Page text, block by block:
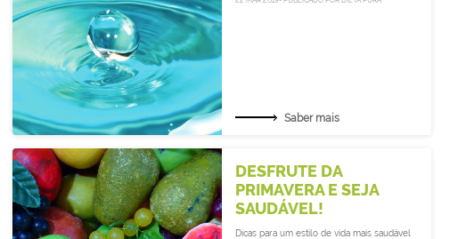
Saber mais
DESFRUTE DA
PRIMAVERA E SEJA
SAUDÁVEL!
Dicas para um estilo de vida mais saudável